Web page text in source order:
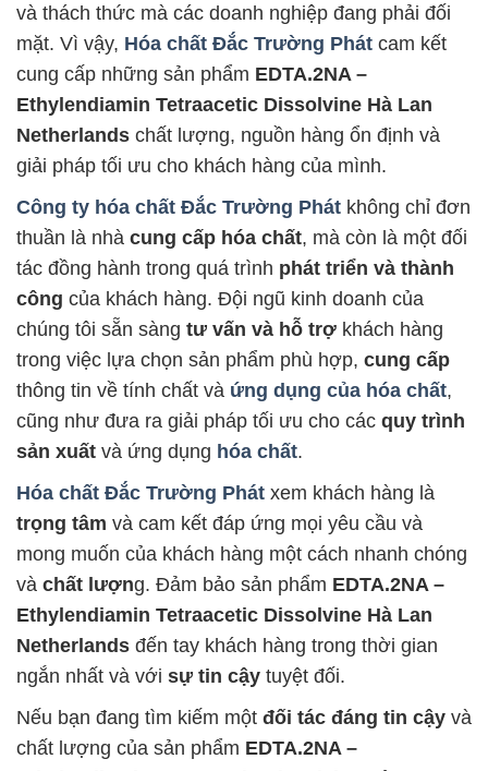
và thách thức mà các doanh nghiệp đang phải đối
mặt. Vì vậy, Hóa chất Đắc Trường Phát cam kết
cung cấp những sản phẩm EDTA.2NA –
Ethylendiamin Tetraacetic Dissolvine Hà Lan
Netherlands chất lượng, nguồn hàng ổn định và
giải pháp tối ưu cho khách hàng của mình.
Công ty hóa chất Đắc Trường Phát không chỉ đơn
thuần là nhà cung cấp hóa chất, mà còn là một đối
tác đồng hành trong quá trình phát triển và thành
công của khách hàng. Đội ngũ kinh doanh của
chúng tôi sẵn sàng tư vấn và hỗ trợ khách hàng
trong việc lựa chọn sản phẩm phù hợp, cung cấp
thông tin về tính chất và ứng dụng của hóa chất,
cũng như đưa ra giải pháp tối ưu cho các quy trình
sản xuất và ứng dụng hóa chất.
Hóa chất Đắc Trường Phát xem khách hàng là
trọng tâm và cam kết đáp ứng mọi yêu cầu và
mong muốn của khách hàng một cách nhanh chóng
và chất lượng. Đảm bảo sản phẩm EDTA.2NA –
Ethylendiamin Tetraacetic Dissolvine Hà Lan
Netherlands đến tay khách hàng trong thời gian
ngắn nhất và với sự tin cậy tuyệt đối.
Nếu bạn đang tìm kiếm một đối tác đáng tin cậy và
chất lượng của sản phẩm EDTA.2NA –